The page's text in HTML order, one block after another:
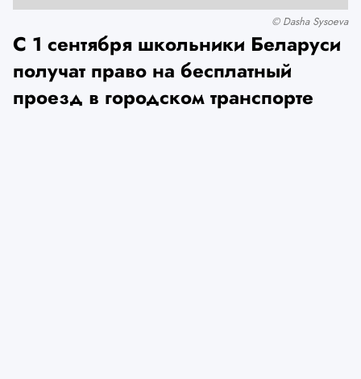
© Dasha Sysoeva
С 1 сентября школьники Беларуси
получат право на бесплатный
проезд в городском транспорте